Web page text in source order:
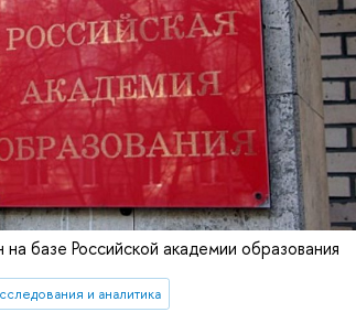
базе Российской академии образования
и аналитика